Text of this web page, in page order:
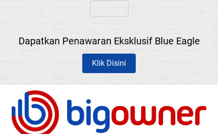
Dapatkan Penawaran Eksklusif Blue Eagle
`Klik Disini